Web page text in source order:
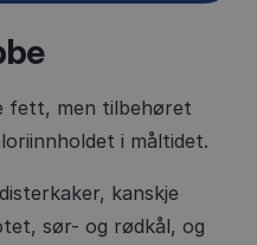
fett, men tilbehøret
i måltidet.
kanskje
sør- og rødkål, og